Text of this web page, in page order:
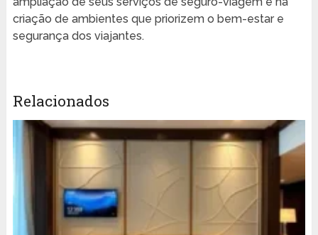
criação de ambientes que priorizem o bem-estar e
segurança dos viajantes.
Relacionados